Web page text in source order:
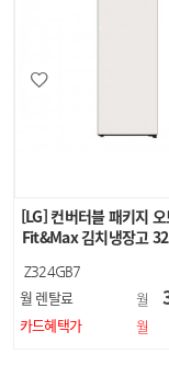
[LG] 컨버터블 패키지
Fit&Max 김치냉장고
Z324GB7
Z324GN7S
Z324GQ7S
Z324GG7S
월 렌탈료 월
카드혜택가
월